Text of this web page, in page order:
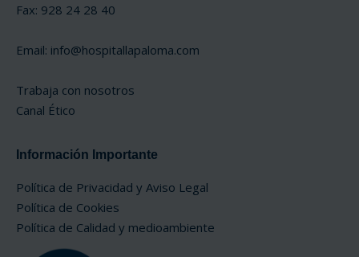
Fax: 928 24 28 40
Email: info@hospitallapaloma.com
Trabaja con nosotros
Canal Ético
Información Importante
Política de Privacidad y Aviso Legal
Política de Cookies
Política de Calidad y medioambiente